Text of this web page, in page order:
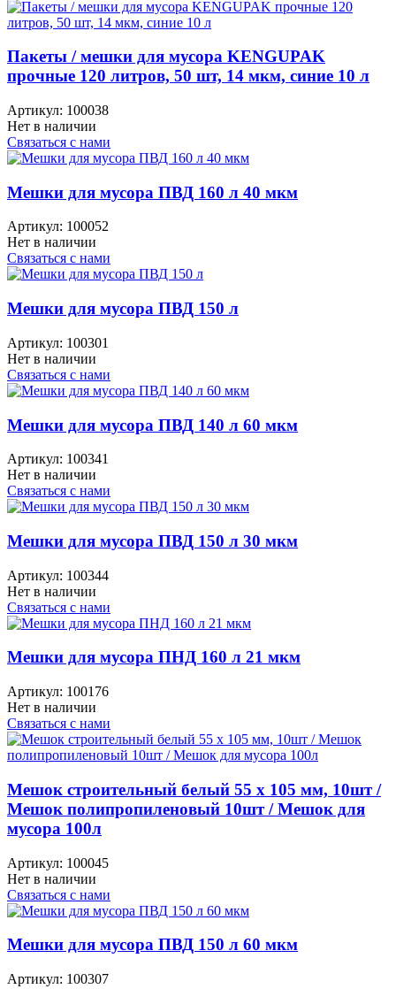
Пакеты / мешки для мусора KENGUPAK
прочные 120 литров, 50 шт, 14 мкм, синие 10 л
Артикул: 100038
Нет в наличии
Связаться с нами
Мешки для мусора ПВД 160 л 40 мкм
Артикул: 100052
Нет в наличии
Связаться с нами
Мешки для мусора ПВД 150 л
Артикул: 100301
Нет в наличии
Связаться с нами
Мешки для мусора ПВД 140 л 60 мкм
Артикул: 100341
Нет в наличии
Связаться с нами
Мешки для мусора ПВД 150 л 30 мкм
Артикул: 100344
Нет в наличии
Связаться с нами
Мешки для мусора ПНД 160 л 21 мкм
Артикул: 100176
Нет в наличии
Связаться с нами
Мешок строительный белый 55 х 105 мм, 10шт /
Мешок полипропиленовый 10шт / Мешок для
мусора 100л
Артикул: 100045
Нет в наличии
Связаться с нами
Мешки для мусора ПВД 150 л 60 мкм
Артикул: 100307